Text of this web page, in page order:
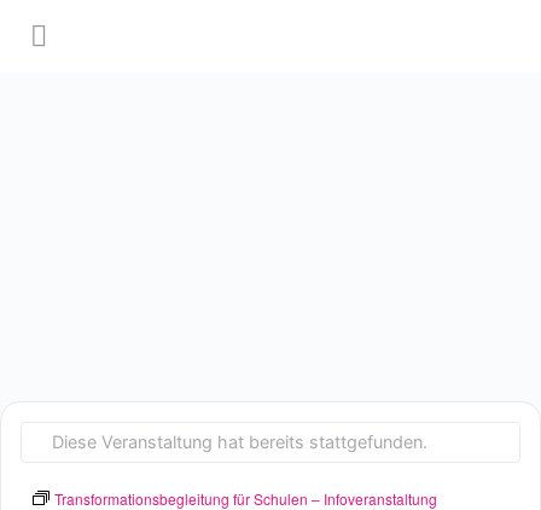
Diese Veranstaltung hat bereits stattgefunden.
Transformationsbegleitung für Schulen – Infoveranstaltung